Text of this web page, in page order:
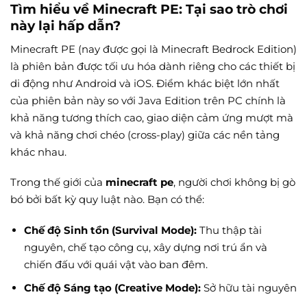
Tìm hiểu về Minecraft PE: Tại sao trò chơi
này lại hấp dẫn?
Minecraft PE (nay được gọi là Minecraft Bedrock Edition)
là phiên bản được tối ưu hóa dành riêng cho các thiết bị
di động như Android và iOS. Điểm khác biệt lớn nhất
của phiên bản này so với Java Edition trên PC chính là
khả năng tương thích cao, giao diện cảm ứng mượt mà
và khả năng chơi chéo (cross-play) giữa các nền tảng
khác nhau.
Trong thế giới của minecraft pe, người chơi không bị gò
bó bởi bất kỳ quy luật nào. Bạn có thể:
Chế độ Sinh tồn (Survival Mode):Thu thập tài
nguyên, chế tạo công cụ, xây dựng nơi trú ẩn và
chiến đấu với quái vật vào ban đêm.
Chế độ Sáng tạo (Creative Mode):Sở hữu tài nguyên